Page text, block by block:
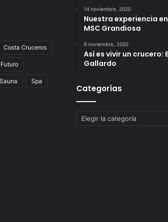
Costa Cruceros
Futuro
Sauna Spa
14 noviembre, 2020
Nuestra experiencia
MSC Grandiosa
9 noviembre, 2020
Así es vivir un crucero:
Gallardo
Categorías
Categorías